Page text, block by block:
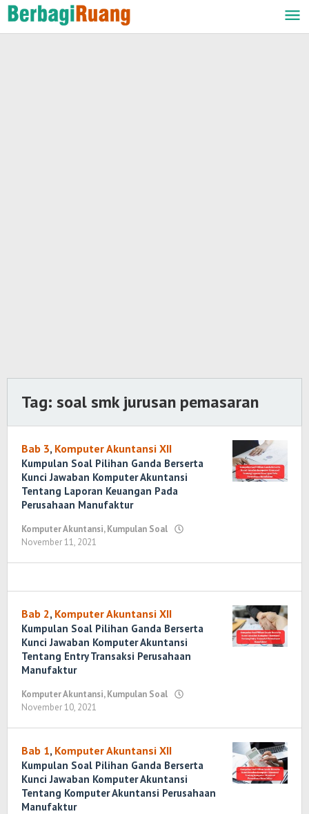
Lewati
ke
Tag: soal smk jurusan pemasaran
Bab 3, Komputer Akuntansi XII
Kumpulan Soal Pilihan Ganda Berserta
Kunci Jawaban Komputer Akuntansi
Tentang Laporan Keuangan Pada
Perusahaan Manufaktur
Komputer Akuntansi,Kumpulan Soal
November 11, 2021
Bab 2, Komputer Akuntansi XII
Kumpulan Soal Pilihan Ganda Berserta
Kunci Jawaban Komputer Akuntansi
Tentang Entry Transaksi Perusahaan
Manufaktur
Komputer Akuntansi,Kumpulan Soal
November 10, 2021
Bab 1, Komputer Akuntansi XII
Kumpulan Soal Pilihan Ganda Berserta
Kunci Jawaban Komputer Akuntansi
Tentang Komputer Akuntansi Perusahaan
Manufaktur